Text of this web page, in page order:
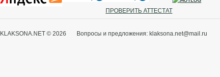
ПРОВЕРИТЬ АТТЕСТАТ
KLAKSONA.NET © 2026 Вопросы и предложения: klaksona.net@mail.ru